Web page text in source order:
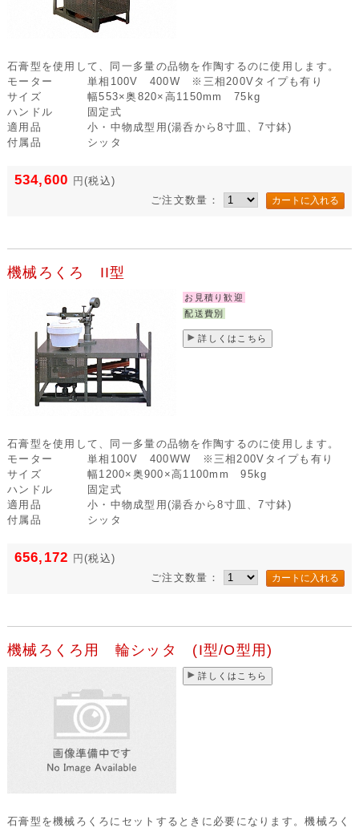
石膏型を使用して、同一多量の品物を作陶するのに使用します。
モーター
単相100V 400W ※三相200Vタイプも有り
サイズ
幅553×奥820×高1150mm 75kg
ハンドル
固定式
適用品
小・中物成型用(湯呑から8寸皿、7寸鉢)
付属品
シッタ
534,600 円(税込)
ご注文数量：
機械ろくろ II型
お見積り歓迎
配送費別
詳しくはこちら
石膏型を使用して、同一多量の品物を作陶するのに使用します。
モーター
単相100V 400WW ※三相200Vタイプも有り
サイズ
幅1200×奥900×高1100mm 95kg
ハンドル
固定式
適用品
小・中物成型用(湯呑から8寸皿、7寸鉢)
付属品
シッタ
656,172 円(税込)
ご注文数量：
機械ろくろ用 輪シッタ (I型/O型用)
詳しくはこちら
石膏型を機械ろくろにセットするときに必要になります。機械ろく